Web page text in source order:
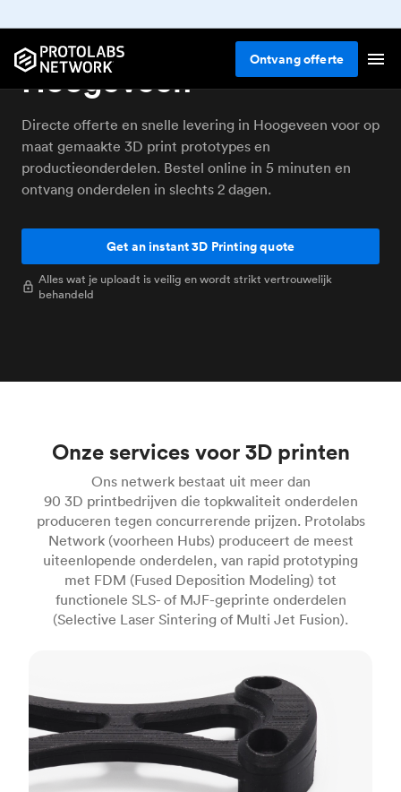
Ontvangofferte
Online 3D printen
Hoogeveen
Directe offerte en snelle levering in Hoogeveen voor op
maat gemaakte 3D print prototypes en
productieonderdelen. Bestel online in 5 minuten en
ontvang onderdelen in slechts 2 dagen.
Get an instant 3D Printing quote
Alles wat je uploadt is veilig en wordt strikt vertrouwelijk
behandeld
Onze services voor 3D printen
Ons netwerk bestaat uit meer dan
90 3D printbedrijven die topkwaliteit onderdelen
produceren tegen concurrerende prijzen. Protolabs
Network (voorheen Hubs) produceert de meest
uiteenlopende onderdelen, van rapid prototyping
met FDM (Fused Deposition Modeling) tot
functionele SLS- of MJF-geprinte onderdelen
(Selective Laser Sintering of Multi Jet Fusion).